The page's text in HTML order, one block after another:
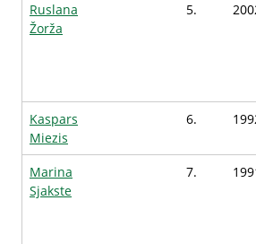
Ruslana
Žorža
5.
Kaspars
Miezis
6.
Marina
Sjakste
7.